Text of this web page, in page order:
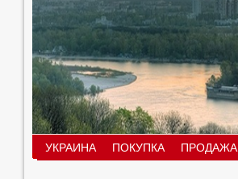
УКРАИНА ПОКУПКА ПРОДАЖА